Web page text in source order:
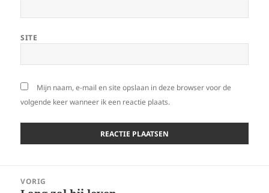
SITE
Mijn naam, e-mail en site opslaan in deze browser voor de
volgende keer wanneer ik een reactie plaats.
navigatie
VORIG